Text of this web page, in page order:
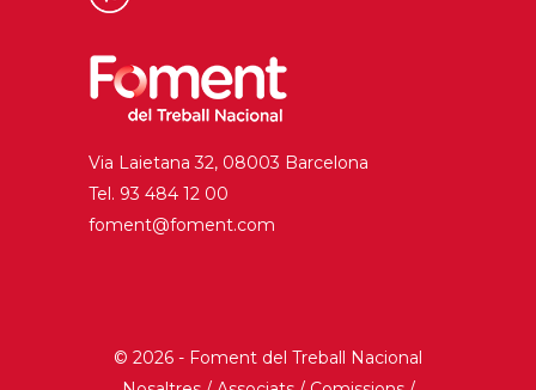
Via Laietana 32, 08003 Barcelona
Tel. 93 484 12 00
foment@foment.com
© 2026 - Foment del Treball Nacional